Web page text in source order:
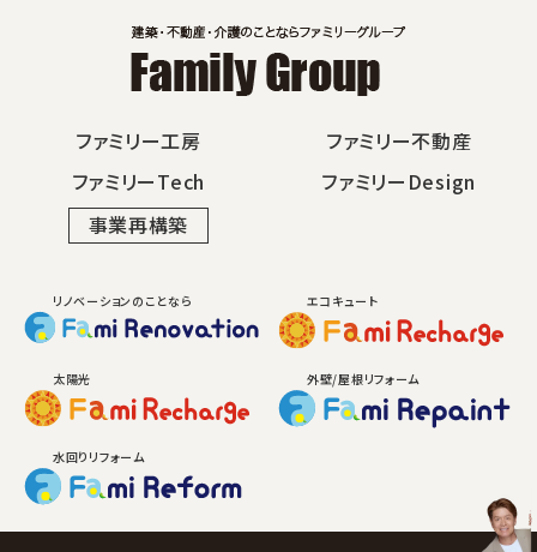
ファミリー工房
ファミリー不動産
ファミリーTech
ファミリーDesign
事業再構築
リノベーションのことなら エコキュート
太陽光 外壁/屋根リフォーム
水回りリフォーム